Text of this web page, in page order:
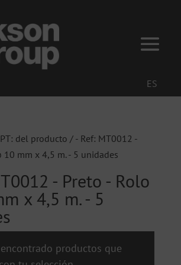
ES
del producto / - Ref: MT0012 -
10 mm x 4,5 m. - 5 unidades
- Preto - Rolo
x 4,5 m. - 5
productos que